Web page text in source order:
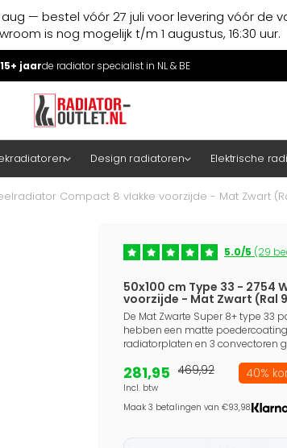
— bestel vóór 27 juli voor levering vóór de
is nog mogelijk t/m 1 augustus, 16:30 uur.
15+ jaarde radiator specialist in NL & BE
Design radiatoren Elektrische
Compact 8 vlakke voorzijde - Mat Zwart
5.0/5 (29
50x100 cm Type 33 - 2754
voorzijde - Mat Zwart (Ral
De Mat Zwarte Super 8+ type 33
hebben een matte poedercoating
radiatorplaten en 3 convectoren
281,95
Incl. btw
469,92 40%
Maak 3 betalingen van €93,98.